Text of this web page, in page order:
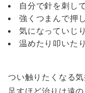
自分で針を刺し
強くつまんで押
気になっていじ
温めたり叩いた
つい触りたくなる